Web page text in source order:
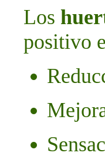
Los
positivo